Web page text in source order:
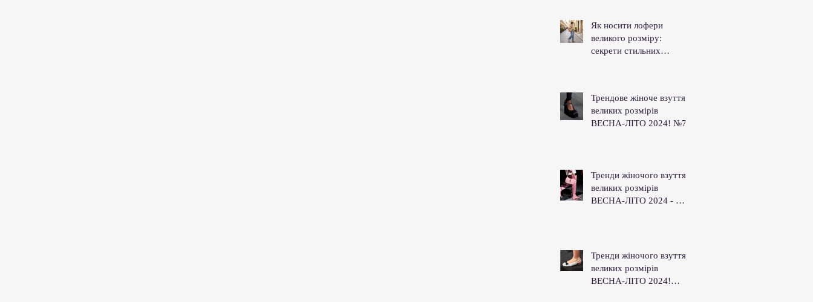
Як носити лофери
великого розміру:
секрети стильних
Трендове жіноче взуття
великих розмірів
ВЕСНА-ЛІТО 2024! №7
Тренди жіночого взуття
великих розмірів
ВЕСНА-ЛІТО 2024 - №5-
Тренди жіночого взуття
великих розмірів
ВЕСНА-ЛІТО 2024!